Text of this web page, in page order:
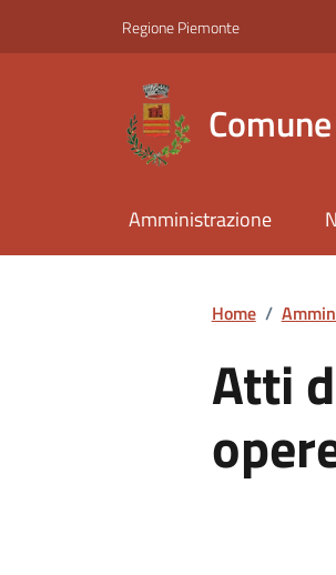
Regione Piemonte
Amministrazione
Home /
Atti